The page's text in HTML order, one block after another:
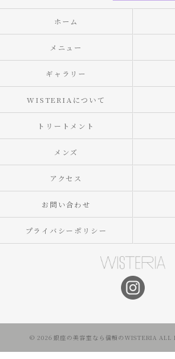
ホーム
メニュー
ギャラリー
WISTERIAについて
トリートメント
メンズ
アクセス
お問い合わせ
プライバシーポリシー
© 2026 銀座の美容室なら信頼のWISTERIA ALL